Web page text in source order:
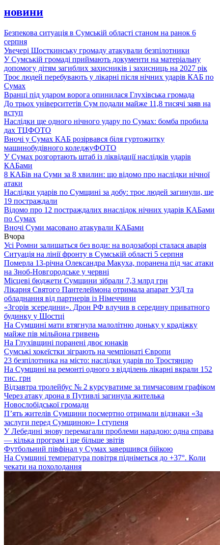
новини
Безпекова ситуація в Сумській області станом на ранок 6
серпня
Увечері Шосткинську громаду атакували безпілотники
У Сумській громаді приймають документи на матеріальну
допомогу дітям загиблих захисників і захисниць на 2027 рік
Троє людей перебувають у лікарні після нічних ударів КАБ по
Сумах
Вранці під ударом ворога опинилася Глухівська громада
До трьох університетів Сум подали майже 11,8 тисячі заяв на
вступ
Наслідки ще одного нічного удару по Сумах: бомба пробила
дах ТЦФОТО
Вночі у Сумах КАБ розірвався біля гуртожитку
машинобудівного коледжуФОТО
У Сумах розгортають штаб із ліквідації наслідків ударів
КАБами
8 КАБів на Суми за 8 хвилин: що відомо про наслідки нічної
атаки
Наслідки ударів по Сумщині за добу: троє людей загинули, ще
19 постраждали
Відомо про 12 постраждалих внаслідок нічних ударів КАБами
по Сумах
Вночі Суми масовано атакували КАБами
Вчора
Усі Ромни залишаться без води: на водозаборі сталася аварія
Ситуація на лінії фронту в Сумській області 5 серпня
Померла 13-річна Олександра Макуха, поранена під час атаки
на Зноб-Новгородське у червні
Місцеві бюджети Сумщини зібрали 7,3 млрд грн
Лікарня Святого Пантелеймона отримала апарат УЗД та
обладнання від партнерів із Німеччини
«Згорів зсередини». Дрон РФ влучив в середину приватного
будинку у Шостці
На Сумщині мати втягнула малолітню доньку у крадіжку
майже пів мільйона гривень
На Глухівщині поранені двоє юнаків
Сумські хокеїстки зіграють на чемпіонаті Європи
23 безпілотника на місто: наслідки ударів по Тростянцю
На Сумщині на ремонті одного з відділень лікарні вкрали 152
тис. грн
Відзавтра тролейбус № 2 курсуватиме за тимчасовим графіком
Через атаку дрона в Путивлі загинула жителька
Новослобідської громади
П’ять жителів Сумщини посмертно отримали відзнаки «За
заслуги перед Сумщиною» І ступеня
У Лебедині знову перемагали проблеми нарадою: одна справа
— кілька програм і ще більше звітів
Футбольний півфінал у Сумах завершився бійкою
На Сумщині температура повітря підніметься до +37°. Коли
чекати на похолодання